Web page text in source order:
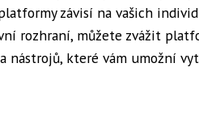
závisí na vašich
rozhraní, můžete zvážit
nástrojů, které vám umožní